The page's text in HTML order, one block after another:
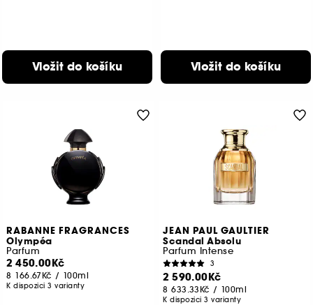
Vložit do košíku Vložit do košíku
RABANNE FRAGRANCES
Olympéa
Parfum
2 450.00Kč
8 166.67Kč / 100ml
K dispozici 3 varianty
JEAN PAUL GAULTIER
Scandal Absolu
Parfum Intense
3
2 590.00Kč
8 633.33Kč / 100ml
K dispozici 3 varianty